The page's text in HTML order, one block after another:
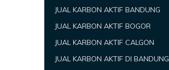
JUAL KARBON AKTIF BANDUNG
JUAL KARBON AKTIF BOGOR
JUAL KARBON AKTIF CALGON
JUAL KARBON AKTIF DI BANDUNG